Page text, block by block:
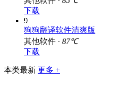
下载
9
狗狗翻译软件清爽版
其他软件 · 87℃
下载
本类最新 更多 +